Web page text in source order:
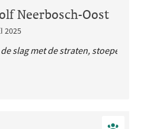
Neerbosch-Oost
2025
slag met de straten, stoepen en